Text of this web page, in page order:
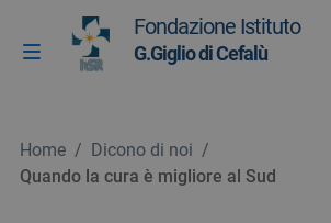
Vai ai contenuti
Vai al menu di navigazione
Vai al footer
Attiva / disattiva la navigazione
Fondazione Istituto
G.Giglio di Cefalù
Home / Dicono di noi /
Quando la cura è migliore al Sud